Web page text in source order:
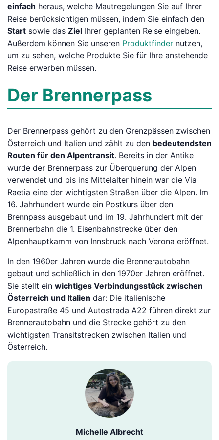
einfach heraus, welche Mautregelungen Sie auf Ihrer
Reise berücksichtigen müssen, indem Sie einfach den
Start sowie das Ziel Ihrer geplanten Reise eingeben.
Außerdem können Sie unseren Produktfinder nutzen,
um zu sehen, welche Produkte Sie für Ihre anstehende
Reise erwerben müssen.
Der Brennerpass
Der Brennerpass gehört zu den Grenzpässen zwischen
Österreich und Italien und zählt zu den bedeutendsten
Routen für den Alpentransit. Bereits in der Antike
wurde der Brennerpass zur Überquerung der Alpen
verwendet und bis ins Mittelalter hinein war die Via
Raetia eine der wichtigsten Straßen über die Alpen. Im
16. Jahrhundert wurde ein Postkurs über den
Brennpass ausgebaut und im 19. Jahrhundert mit der
Brennerbahn die 1. Eisenbahnstrecke über den
Alpenhauptkamm von Innsbruck nach Verona eröffnet.
In den 1960er Jahren wurde die Brennerautobahn
gebaut und schließlich in den 1970er Jahren eröffnet.
Sie stellt ein wichtiges Verbindungsstück zwischen
Österreich und Italien dar: Die italienische
Europastraße 45 und Autostrada A22 führen direkt zur
Brennerautobahn und die Strecke gehört zu den
wichtigsten Transitstrecken zwischen Italien und
Österreich.
Michelle Albrecht